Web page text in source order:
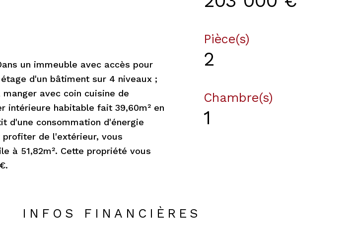
un immeuble avec accès pour
d'un bâtiment sur 4 niveaux ;
avec coin cuisine de
intérieure habitable fait 39,60m² en
d'une consommation d'énergie
de l'extérieur, vous
à 51,82m². Cette propriété vous
Pièce(s)
2
Chambre(s)
1
INFOS FINANCIÈRES